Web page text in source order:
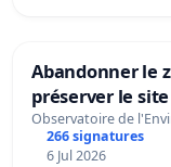
Abandonner le
préserver le
Observatoire de
266 signatures
6 Jul 2026